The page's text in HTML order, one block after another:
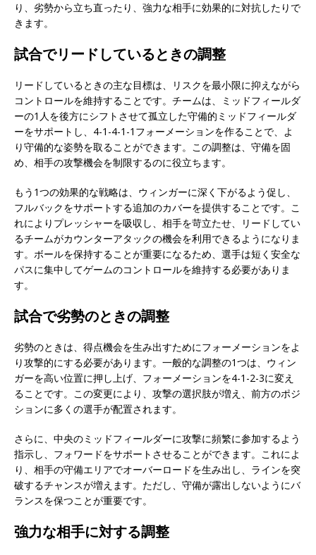
り、劣勢から立ち直ったり、強力な相手に効果的に対抗したりで
きます。
試合でリードしているときの調整
リードしているときの主な目標は、リスクを最小限に抑えながら
コントロールを維持することです。チームは、ミッドフィールダ
ーの1人を後方にシフトさせて孤立した守備的ミッドフィールダ
ーをサポートし、4-1-4-1-1フォーメーションを作ることで、よ
り守備的な姿勢を取ることができます。この調整は、守備を固
め、相手の攻撃機会を制限するのに役立ちます。
もう1つの効果的な戦略は、ウィンガーに深く下がるよう促し、
フルバックをサポートする追加のカバーを提供することです。こ
れによりプレッシャーを吸収し、相手を苛立たせ、リードしてい
るチームがカウンターアタックの機会を利用できるようになりま
す。ボールを保持することが重要になるため、選手は短く安全な
パスに集中してゲームのコントロールを維持する必要がありま
す。
試合で劣勢のときの調整
劣勢のときは、得点機会を生み出すためにフォーメーションをよ
り攻撃的にする必要があります。一般的な調整の1つは、ウィン
ガーを高い位置に押し上げ、フォーメーションを4-1-2-3に変え
ることです。この変更により、攻撃の選択肢が増え、前方のポジ
ションに多くの選手が配置されます。
さらに、中央のミッドフィールダーに攻撃に頻繁に参加するよう
指示し、フォワードをサポートさせることができます。これによ
り、相手の守備エリアでオーバーロードを生み出し、ラインを突
破するチャンスが増えます。ただし、守備が露出しないようにバ
ランスを保つことが重要です。
強力な相手に対する調整